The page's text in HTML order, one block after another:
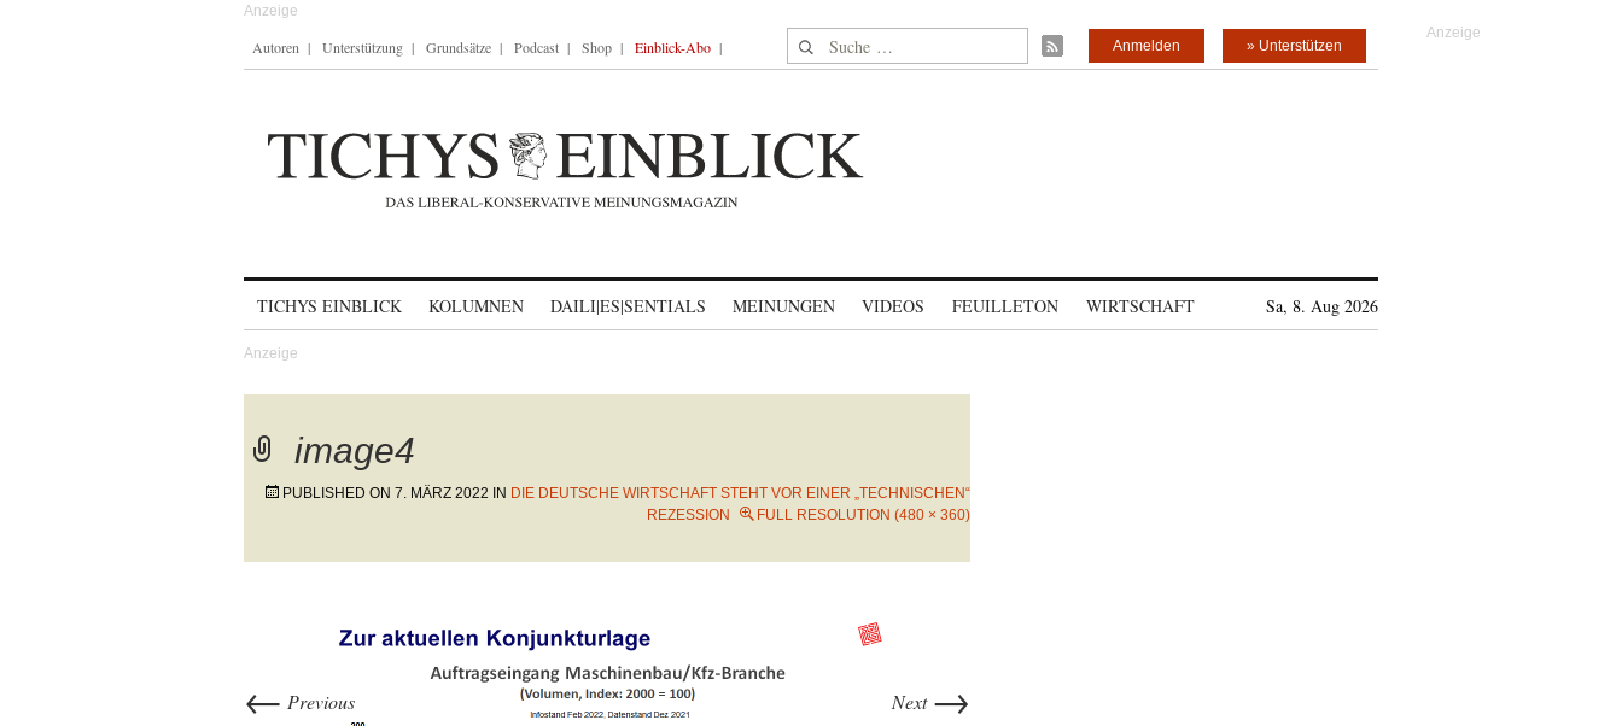
Autoren Unterstützung Grundsätze Podcast Shop Einblick-Abo Suche nach: » Unterstützen
Anmelden
TICHYS EINBLICK KOLUMNEN DAILI|ES|SENTIALS MEINUNGEN VIDEOS FEUILLETON WIRTSCHAFT Sa, 8. Aug 2026
image4
PUBLISHED ON 7. MÄRZ 2022 IN DIE DEUTSCHE WIRTSCHAFT STEHT VOR EINER „TECHNISCHEN“
REZESSION
FULL RESOLUTION (480 × 360)
← Previous Next →